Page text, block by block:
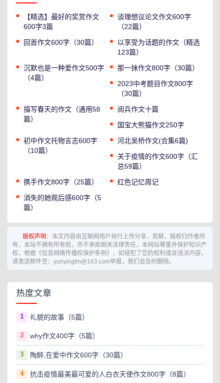
【精选】最好的奖赏作文
600字3篇
谈理想议论文作文600字
（22篇）
回首作文600字（30篇）
以享受为话题的作文（精选
123篇）
沉默也是一种爱作文500字
（4篇）
那一抹作文800字（30篇）
2023中考题目作文800字
（30篇）
描写春天的作文（通用58
篇）
阅兵作文十篇
国宝大熊猫作文250字
初中作文托物言志600字
（10篇）
河北吴桥作文(合集6篇)
关于疫情的作文600字（汇
总59篇）
携手作文800字（25篇）
红色记忆周记
消失的她观后感600字（5
篇）
版权声明 ：本文内容由互联网用户自行上传分享、贡献，版权归作者所
有，本站不拥有所有权，亦不承担相关法律责任，本网站尊重并保护知识产
权，根据《信息网络传播权保护条例》，如侵犯了您的权利或含违法内容，
请发送邮件至：yunyingtm@163.com举报，我们会及时删除。
热度文章
1 礼貌的故事（5篇）
2 why作文400字（5篇）
3 陶醉,在爱中作文600字（30篇）
4 抗击疫情最美最可爱的人白衣天使作文800字（8篇）